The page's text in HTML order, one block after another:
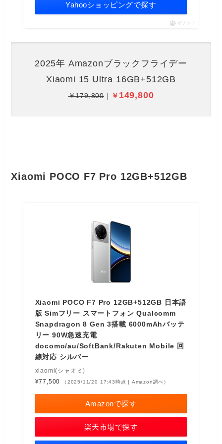
Yahooショッピングで探す
ポチップ
2025年 Amazonブラックフライデー
Xiaomi 15 Ultra 16GB+512GB
￥179,800 ｜ ￥ 149,800
Xiaomi POCO F7 Pro 12GB+512GB
Xiaomi POCO F7 Pro 12GB+512GB 日本語
版 Simフリー スマートフォン Qualcomm
Snapdragon 8 Gen 3搭載 6000mAhバッテ
リー 90W急速充電
docomo/au/SoftBank/Rakuten Mobile 回
線対応 シルバー
xiaomi(シャオミ)
¥77,500
（2025/11/20 17:43時点 | Amazon調べ）
Amazonで探す
楽天市場で探す